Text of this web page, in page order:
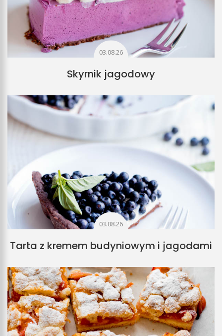
03.08.26
Skyrnik jagodowy
03.08.26
Tarta z kremem budyniowym i jagodami